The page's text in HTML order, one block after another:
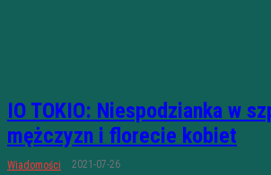
IO TOKIO: Niespodzianka w
mężczyzn i florecie kobiet
Wiadomości 2021-07-26